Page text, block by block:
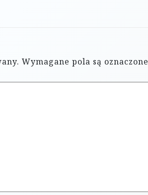
Wymagane pola są oznaczone